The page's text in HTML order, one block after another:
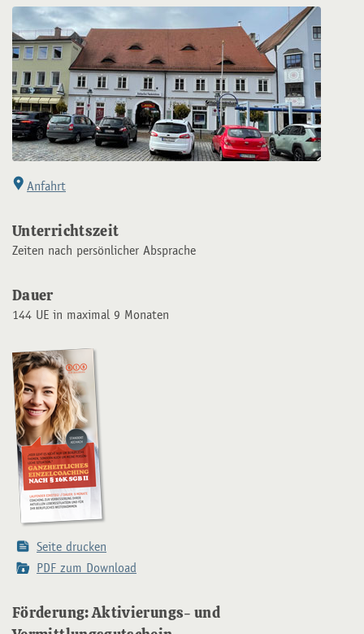
Anfahrt
Unterrichtszeit
Zeiten nach persönlicher Absprache
Dauer
144 UE in maximal 9 Monaten
Seite drucken
PDF zum Download
Förderung: Aktivierungs- und